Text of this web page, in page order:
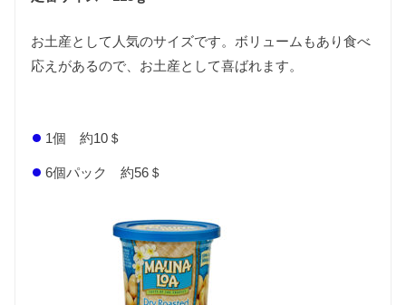
お土産として人気のサイズです。ボリュームもあり食べ
応えがあるので、お土産として喜ばれます。
1個 約10＄
6個パック 約56＄